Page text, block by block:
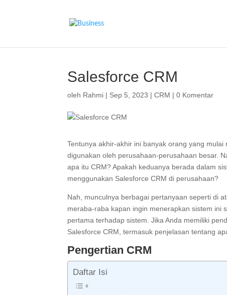
Salesforce CRM
oleh Rahmi | Sep 5, 2023 |CRM |0 Komentar
Tentunya akhir-akhir ini banyak orang yang
digunakan oleh perusahaan-perusahaan besar.
apa itu CRM? Apakah keduanya berada dalam
menggunakan Salesforce CRM di perusahaan?
Nah, munculnya berbagai pertanyaan seperti di
meraba-raba kapan ingin menerapkan sistem ini
pertama terhadap sistem. Jika Anda memiliki
Salesforce CRM, termasuk penjelasan tentang
Pengertian CRM
Daftar Isi